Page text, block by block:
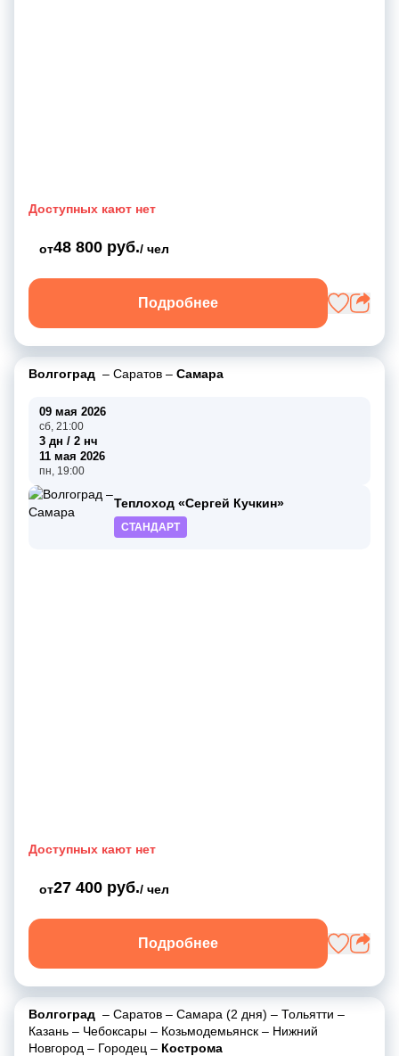
Доступных кают нет
от48 800 руб./ чел
Подробнее
Волгоград – Саратов – Самара
09 мая 2026
сб, 21:00
3 дн / 2 нч
11 мая 2026
пн, 19:00
Теплоход «Сергей Кучкин»
СТАНДАРТ
Доступных кают нет
от27 400 руб./ чел
Подробнее
Волгоград – Саратов – Самара (2 дня) – Тольятти –
Казань – Чебоксары – Козьмодемьянск – Нижний
Новгород – Городец – Кострома